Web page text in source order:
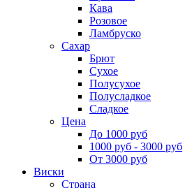
Кава
Розовое
Ламбруско
Сахар
Брют
Сухое
Полусухое
Полусладкое
Сладкое
Цена
До 1000 руб
1000 руб - 3000 руб
От 3000 руб
Виски
Страна